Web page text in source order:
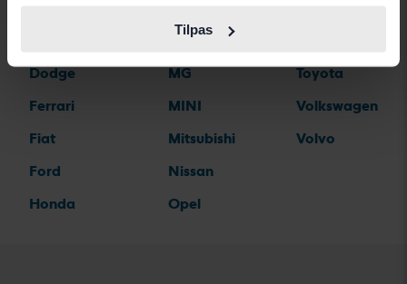
Tilpas
Dodge
Ferrari
Fiat
Ford
Honda
Mercedes
MG
MINI
Mitsubishi
Nissan
Opel
Toyota
Volkswagen
Volvo